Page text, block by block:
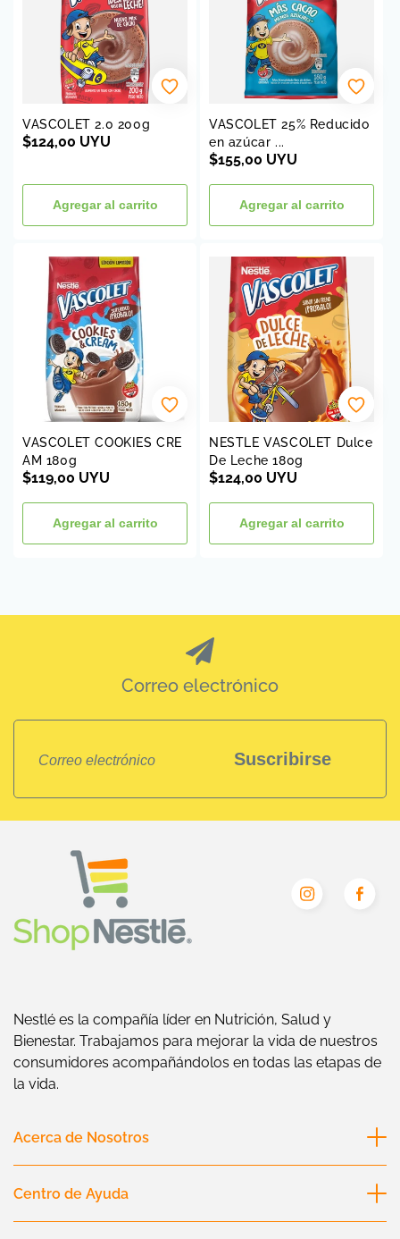
VASCOLET 2.0 200g
Precio
$124,00 UYU
Agregar al carrito
VASCOLET 25% Reducido
en azúcar ...
Precio
$155,00 UYU
Agregar al carrito
VASCOLET COOKIES CRE
AM 180g
Precio
$119,00 UYU
Agregar al carrito
NESTLE VASCOLET Dulce
De Leche 180g
Precio
$124,00 UYU
Agregar al carrito
Correo electrónico
Suscribirse
Nestlé es la compañía líder en Nutrición, Salud y
Bienestar. Trabajamos para mejorar la vida de nuestros
consumidores acompañándolos en todas las etapas de
la vida.
Acerca de Nosotros
Nestlé Uruguay
Centro de Ayuda